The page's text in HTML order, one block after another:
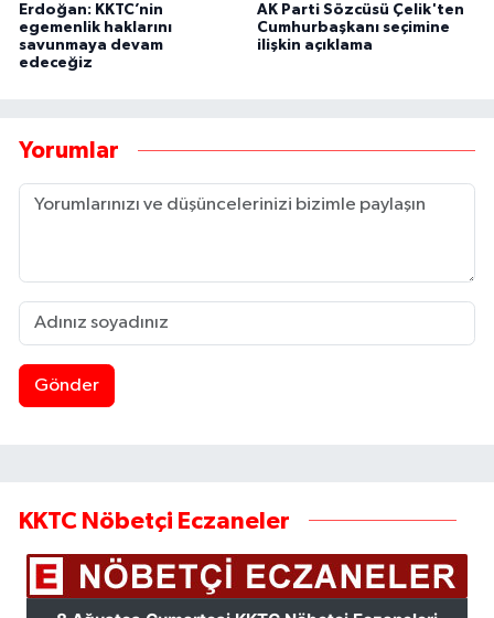
Erdoğan: KKTC’nin
egemenlik haklarını
savunmaya devam
edeceğiz
AK Parti Sözcüsü Çelik'ten
Cumhurbaşkanı seçimine
ilişkin açıklama
Yorumlar
Gönder
KKTC Nöbetçi Eczaneler